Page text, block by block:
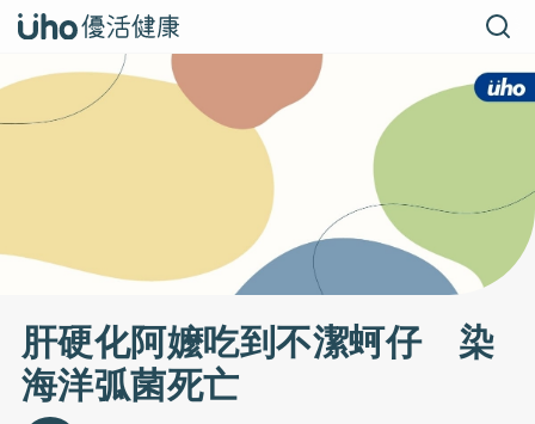
肝硬化阿嬤吃到不潔蚵仔 染
海洋弧菌死亡